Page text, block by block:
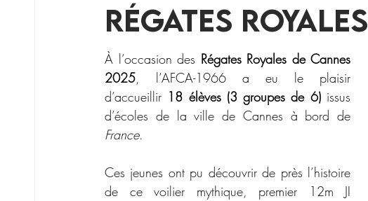
Régates Royales
À l’occasion des Régates Royales de Cannes
2025, l’AFCA-1966 a eu le plaisir
d’accueillir 18 élèves (3 groupes de 6) issus
France.
Ces jeunes ont pu découvrir de près l’histoire
de ce voilier mythique, premier 12m JI